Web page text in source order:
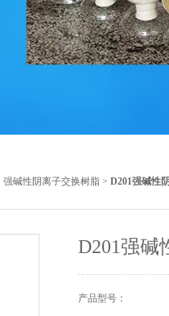
强碱性阴离子交换树脂 > D201强碱性
D201强碱
产品型号：